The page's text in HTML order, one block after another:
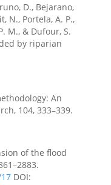
D., Bejarano,
N., Portela, A. P.,
M., & Dufour, S.
by riparian
An
104, 333–339.
of the flood
DOI: